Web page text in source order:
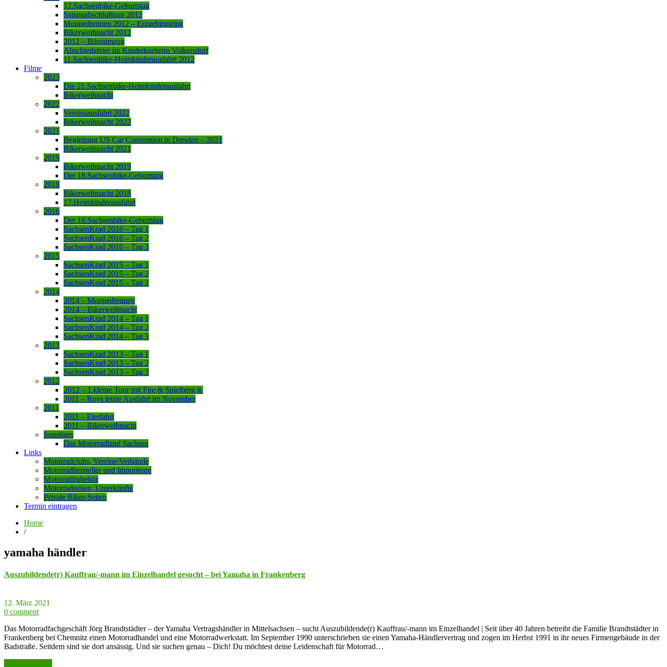
12.Sachsenbike-Geburtstag
Saisonabschlußtour 2012
Moppedrennen 2012 – Erzgebirgsring
Bikerweihnacht 2012
2012 – Büroumzug
Abschiedsfeier im Kinderkurheim Volkersdorf
11.Sachsenbike-Heimkinderausfahrt 2012
Filme
2023
Die 21.Sachsenbike-Heimkinderausfahrt
Bikerweihnacht
2022
Vereinsausfahrt 2022
Bikerweihnacht 2022
2021
Begleitung US Car Convention in Dresden – 2021
Bikerweihnacht 2021
2019
Bikerweihnacht 2019
Der 18.Sachsenbike-Geburtstag
2018
Bikerweihnacht 2018
17.Heimkinderausfahrt
2016
Der 16.Sachsenbike-Geburtstag
SachsenKrad 2016 – Tag 1
SachsenKrad 2016 – Tag 2
SachsenKrad 2016 – Tag 3
2015
SachsenKrad 2015 – Tag 1
SachsenKrad 2015 – Tag 2
SachsenKrad 2015 – Tag 3
2014
2014 – Moppedrennen
2014 – Bikerweihnacht
SachsenKrad 2014 – Tag 1
SachsenKrad 2014 – Tag 2
SachsenKrad 2014 – Tag 3
2013
SachsenKrad 2013 – Tag 1
SachsenKrad 2013 – Tag 2
SachsenKrad 2013 – Tag 3
2012
2012 – 1.kleine Tour mit Fire & Spielberg jr.
2011 – Roys letzte Ausfahrt im November
2011
2011 – Eierfahrt
2011 – Bikerweihnacht
Sonstiges
Das Motorradland Sachsen
Links
Motorradclubs, Vereine/Verbände
Motorradhersteller und Importeure
Motorradzubehör
Motorradreisen, Unterkünfte
Private Biker-Seiten
Termin eintragen
Home
/
yamaha händler
Auszubildende(r) Kauffrau/-mann im Einzelhandel gesucht – bei Yamaha in Frankenberg
12. März 2021
0 comment
Das Motorradfachgeschäft Jörg Brandtstädter – der Yamaha Vertragshändler in Mittelsachsen – sucht Auszubildende(r) Kauffrau/-mann im Einzelhandel | Seit über 40 Jahren betreibt die Familie Brandtstädter in
Frankenberg bei Chemnitz einen Motorradhandel und eine Motorradwerkstatt. Im September 1990 unterschrieben sie einen Yamaha-Händlervertrag und zogen im Herbst 1991 in ihr neues Firmengebäude in der
Badstraße. Seitdem sind sie dort ansässig. Und sie suchen genau – Dich! Du möchtest deine Leidenschaft für Motorrad…